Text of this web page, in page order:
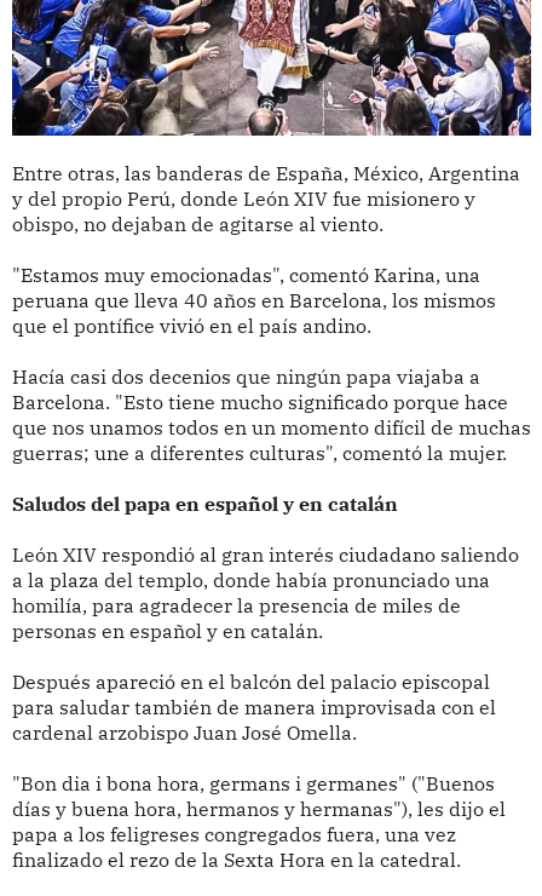
Entre otras, las banderas de España, México, Argentina
y del propio Perú, donde León XIV fue misionero y
obispo, no dejaban de agitarse al viento.
"Estamos muy emocionadas", comentó Karina, una
peruana que lleva 40 años en Barcelona, los mismos
que el pontífice vivió en el país andino.
Hacía casi dos decenios que ningún papa viajaba a
Barcelona. "Esto tiene mucho significado porque hace
que nos unamos todos en un momento difícil de muchas
guerras; une a diferentes culturas", comentó la mujer.
Saludos del papa en español y en catalán
León XIV respondió al gran interés ciudadano saliendo
a la plaza del templo, donde había pronunciado una
homilía, para agradecer la presencia de miles de
personas en español y en catalán.
Después apareció en el balcón del palacio episcopal
para saludar también de manera improvisada con el
cardenal arzobispo Juan José Omella.
"Bon dia i bona hora, germans i germanes" ("Buenos
días y buena hora, hermanos y hermanas"), les dijo el
papa a los feligreses congregados fuera, una vez
finalizado el rezo de la Sexta Hora en la catedral.